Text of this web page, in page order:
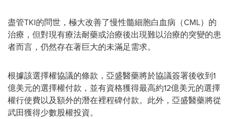
盡管TKI的問世，極大改善了慢性髓細胞白血病（CML）的
治療，但對現有療法耐藥或治療後出現難以治療的突變的患
者而言，仍然存在著巨大的未滿足需求。
根據該選擇權協議的條款，亞盛醫藥將於協議簽署後收到1
億美元的選擇權付款，並有資格獲得最高約12億美元的選擇
權行使費以及額外的潛在裡程碑付款。此外，亞盛醫藥將從
武田獲得少數股權投資。